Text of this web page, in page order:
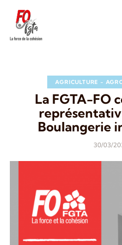
AGRICULTURE -
La FGTA-FO
Boulangerie
30/03/